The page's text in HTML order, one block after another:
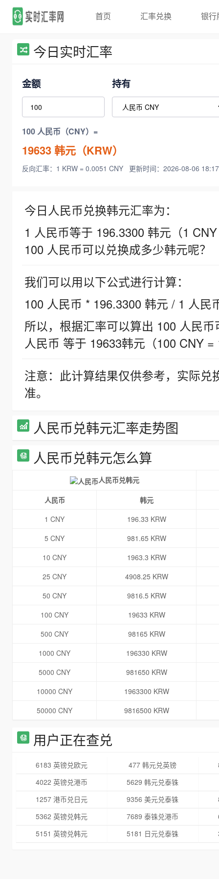
首页 汇率兑换 银行
今日实时汇率
金额 持有
100 人民币（CNY）=
19633韩元（KRW）
反向汇率：1 KRW = 0.0051 CNY 更新时间：2026-08-06
今日人民币兑换韩元汇率为：
1 人民币等于 196.3300 韩元（1
100 人民币可以兑换成多少韩元呢？
我们可以用以下公式进行计算：
100 人民币 * 196.3300 韩元 / 1 人民
所以，根据汇率可以算出 100 人民
人民币 等于 19633韩元（100 CNY =
注意：此计算结果仅供参考，实际
准。
人民币兑韩元汇率走势图
人民币兑韩元怎么算
人民币兑韩元
人民币
韩元
1 CNY
196.33 KRW
5 CNY
981.65 KRW
10 CNY
1963.3 KRW
25 CNY
4908.25 KRW
50 CNY
9816.5 KRW
100 CNY
19633 KRW
500 CNY
98165 KRW
1000 CNY
196330 KRW
5000 CNY
981650 KRW
10000 CNY
1963300 KRW
50000 CNY
9816500 KRW
用户正在查兑
6183 英镑兑欧元 477 韩元兑英镑
4022 英镑兑港币
5629 韩元兑泰铢
1257 港币兑日元
9356 美元兑泰铢
5362 英镑兑韩元
7689 泰铢兑港币
5151 英镑兑韩元
5181 日元兑泰铢